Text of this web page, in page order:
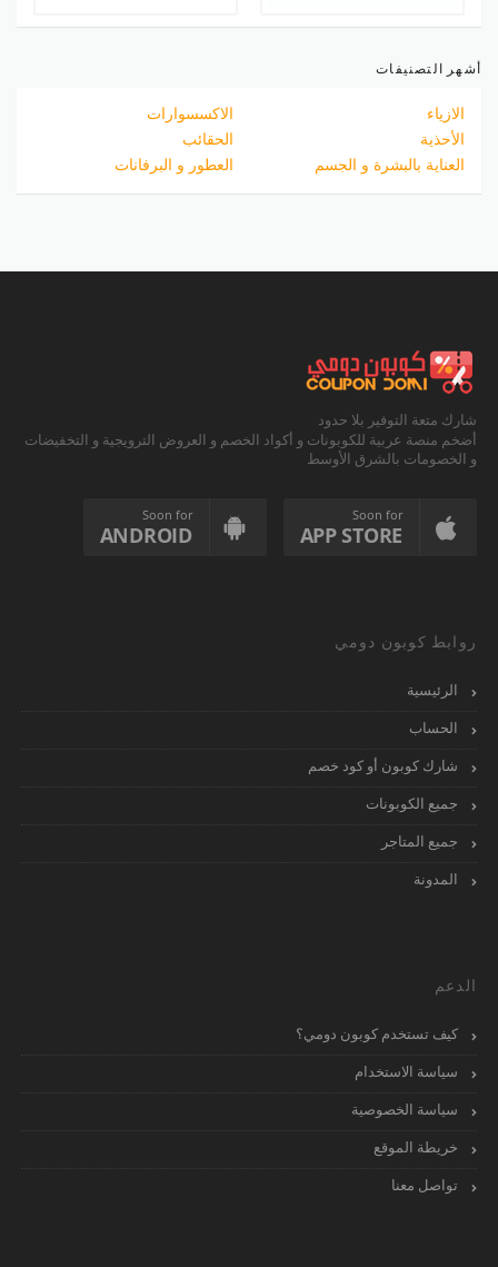
أشهر التصنيفات
الازياء
الاكسسوارات
الأحذية
الحقائب
العناية بالبشرة و الجسم
العطور و البرفانات
شارك متعة التوفير بلا حدود
أضخم منصة عربية للكوبونات و أكواد الخصم و العروض الترويجية و التخفيضات
و الخصومات بالشرق الأوسط
Soon for
APP STORE
Soon for
ANDROID
روابط كوبون دومي
الرئيسية
الحساب
شارك كوبون أو كود خصم
جميع الكوبونات
جميع المتاجر
المدونة
الدعم
كيف تستخدم كوبون دومي؟
سياسة الاستخدام
سياسة الخصوصية
خريطة الموقع
تواصل معنا